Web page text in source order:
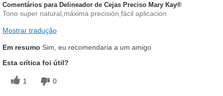
Comentários para Delineador de Cejas Preciso Mary Kay®
Tono super natural,máxima precisión,fácil aplicacion
Mostrar tradução
Em resumo Sim, eu recomendaria a um amigo
Esta crítica foi útil?
1 0